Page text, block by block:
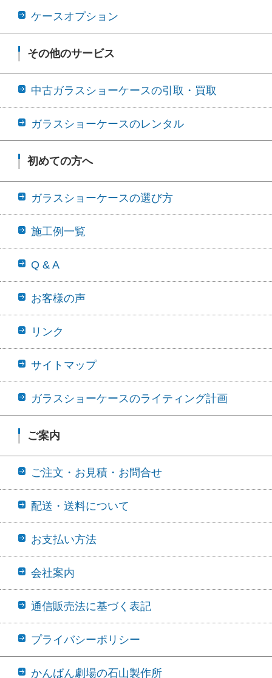
ケースオプション
その他のサービス
中古ガラスショーケースの引取・買取
ガラスショーケースのレンタル
初めての方へ
ガラスショーケースの選び方
施工例一覧
Q & A
お客様の声
リンク
サイトマップ
ガラスショーケースのライティング計画
ご案内
ご注文・お見積・お問合せ
配送・送料について
お支払い方法
会社案内
通信販売法に基づく表記
プライバシーポリシー
かんばん劇場の石山製作所